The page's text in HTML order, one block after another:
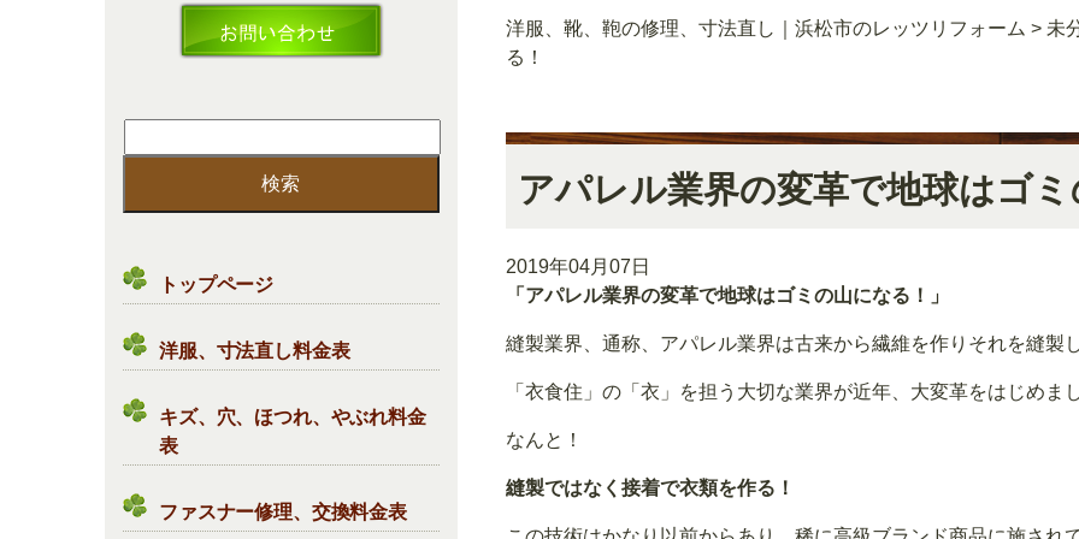
索:
トップページ
洋服、寸法直し料金表
キズ、穴、ほつれ、やぶれ料金
表
ファスナー修理、交換料金表
洋服、靴、鞄の修理、寸法直し｜浜松市のレッツリフォーム > 未
る！
アパレル業界の変革で地球はゴ
2019年04月07日
「アパレル業界の変革で地球はゴミの山になる！」
縫製業界、通称、アパレル業界は古来から繊維を作りそれを縫製
「衣食住」の「衣」を担う大切な業界が近年、大変革をはじめま
なんと！
縫製ではなく接着で衣類を作る！